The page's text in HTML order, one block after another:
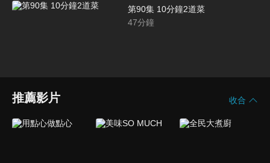
第90集 10分鐘2道菜
47分鐘
推薦影片 收合